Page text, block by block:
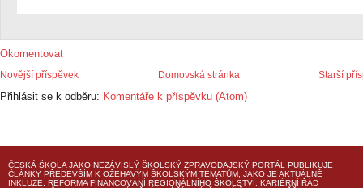
Okomentovat
Novější příspěvek Starší
Domovská stránka
Přihlásit se k odběru: Komentáře k příspěvku (Atom)
ČESKÁ ŠKOLA JAKO NEZÁVISLÝ ŠKOLSKÝ ZPRAVODAJSKÝ PORTÁL PUBLIKUJE
ČLÁNKY PŘEDEVŠÍM K OŽEHAVÝM ŠKOLSKÝM TÉMATŮM, JAKO JE AKTUÁLNĚ
INKLUZE, REFORMA FINANCOVÁNÍ REGIONÁLNÍHO ŠKOLSTVÍ, KARIÉRNÍ ŘÁD